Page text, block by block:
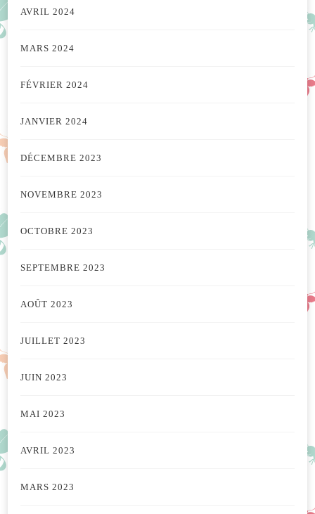
AVRIL 2024
MARS 2024
FÉVRIER 2024
JANVIER 2024
DÉCEMBRE 2023
NOVEMBRE 2023
OCTOBRE 2023
SEPTEMBRE 2023
AOÛT 2023
JUILLET 2023
JUIN 2023
MAI 2023
AVRIL 2023
MARS 2023